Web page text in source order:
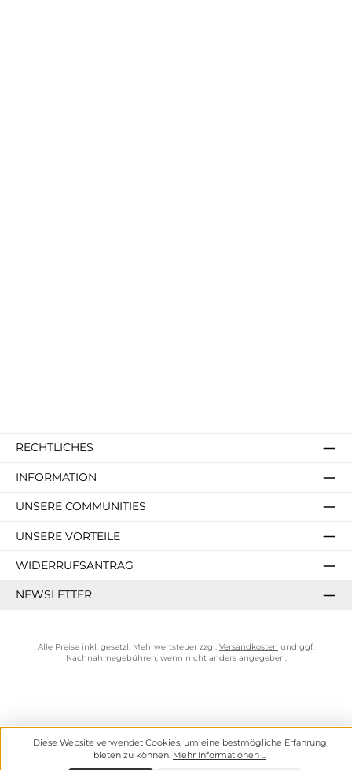
RECHTLICHES
INFORMATION
UNSERE COMMUNITIES
UNSERE VORTEILE
WIDERRUFSANTRAG
NEWSLETTER
Alle Preise inkl. gesetzl. Mehrwertsteuer zzgl. Versandkosten und ggf.
Nachnahmegebühren, wenn nicht anders angegeben.
Diese Website verwendet Cookies, um eine bestmögliche Erfahrung
bieten zu können. Mehr Informationen ...